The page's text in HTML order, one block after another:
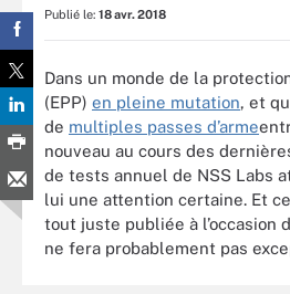
Publié le: 18 avr. 2018
Dans un monde de la
(EPP) en pleine mutation, et
de multiples passes d’arme
nouveau au cours des
de tests annuel de NSS Labs
lui une attention certaine. Et
tout juste publiée à l’occasion
ne fera probablement pas